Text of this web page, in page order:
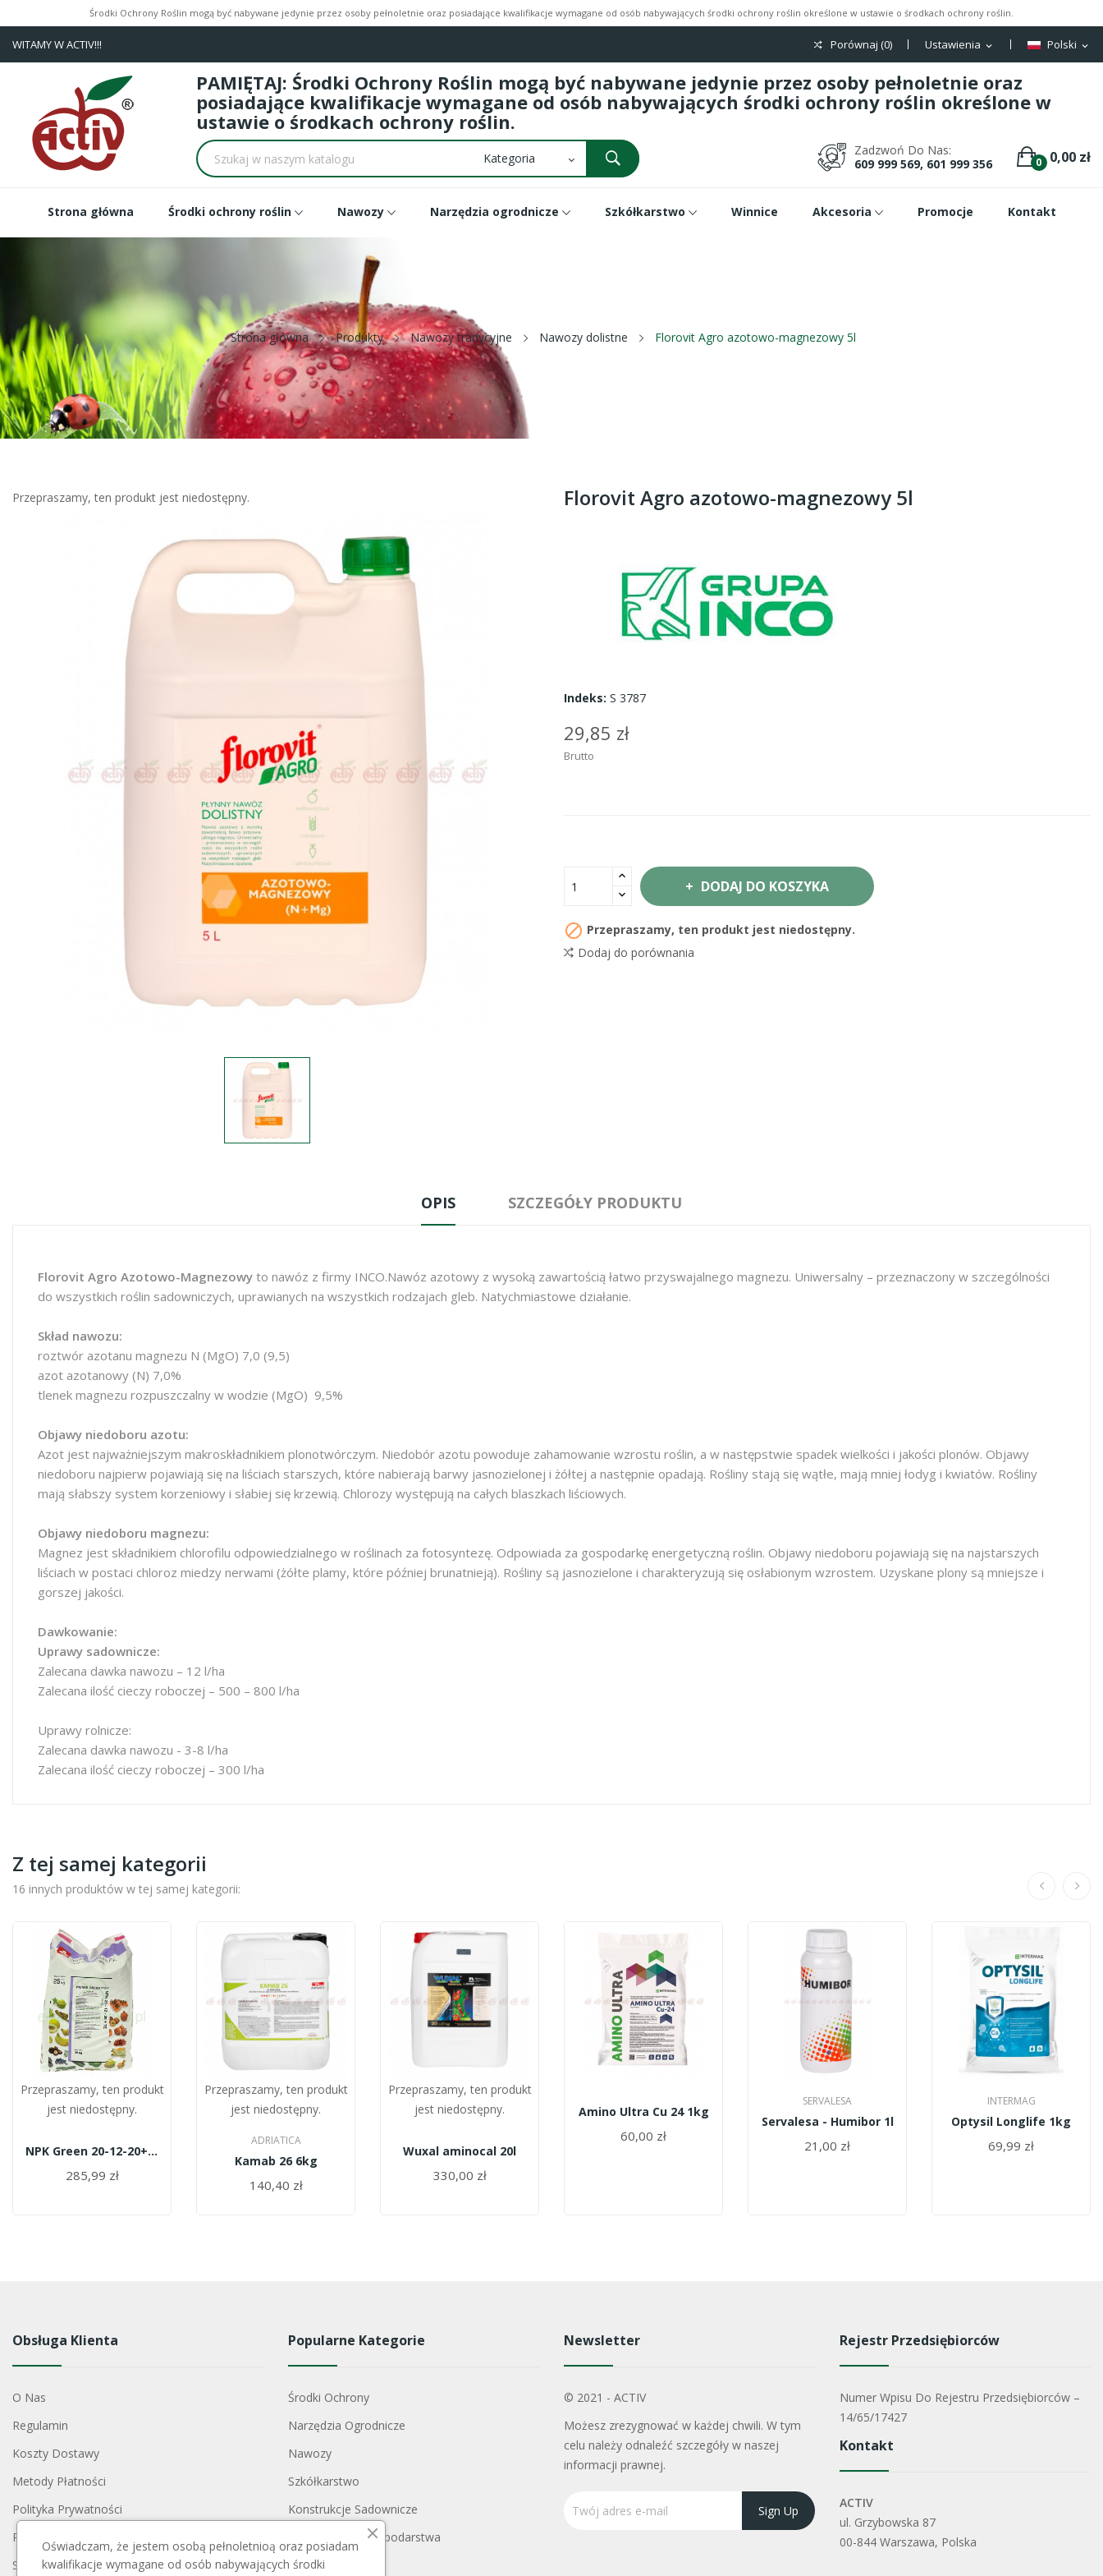
Środki Ochrony Roślin mogą być nabywane jedynie przez osoby pełnoletnie oraz posiadające kwalifikacje wymagane od osób nabywających środki ochrony roślin określone w ustawie o środkach ochrony roślin.
Polski expand_more
Ustawienia expand_more
Porównaj (0)
WITAMY W ACTIV!!!
PAMIĘTAJ: Środki Ochrony Roślin mogą być nabywane jedynie przez osoby pełnoletnie oraz
posiadające kwalifikacje wymagane od osób nabywających środki ochrony roślin określone w
ustawie o środkach ochrony roślin.
0 0,00 zł
Zadzwoń Do Nas:
609 999 569, 601 999 356
Strona główna Środki ochrony roślin Nawozy Narzędzia ogrodnicze Szkółkarstwo Winnice Akcesoria Promocje Kontakt
Strona główna Produkty Nawozy tradycyjne Nawozy dolistne Florovit Agro azotowo-magnezowy 5l
Przepraszamy, ten produkt jest niedostępny. Florovit Agro azotowo-magnezowy 5l
Indeks: S 3787
29,85 zł
Brutto
DODAJ DO KOSZYKA
 Przepraszamy, ten produkt jest niedostępny.
Dodaj do porównania
OPIS SZCZEGÓŁY PRODUKTU
Florovit Agro Azotowo-Magnezowy to nawóz z firmy INCO.Nawóz azotowy z wysoką zawartością łatwo przyswajalnego magnezu. Uniwersalny – przeznaczony w szczególności
do wszystkich roślin sadowniczych, uprawianych na wszystkich rodzajach gleb. Natychmiastowe działanie.
Skład nawozu:
roztwór azotanu magnezu N (MgO) 7,0 (9,5)
azot azotanowy (N) 7,0%
tlenek magnezu rozpuszczalny w wodzie (MgO) 9,5%
Objawy niedoboru azotu:
Azot jest najważniejszym makroskładnikiem plonotwórczym. Niedobór azotu powoduje zahamowanie wzrostu roślin, a w następstwie spadek wielkości i jakości plonów. Objawy
niedoboru najpierw pojawiają się na liściach starszych, które nabierają barwy jasnozielonej i żółtej a następnie opadają. Rośliny stają się wątłe, mają mniej łodyg i kwiatów. Rośliny
mają słabszy system korzeniowy i słabiej się krzewią. Chlorozy występują na całych blaszkach liściowych.
Objawy niedoboru magnezu:
Magnez jest składnikiem chlorofilu odpowiedzialnego w roślinach za fotosyntezę. Odpowiada za gospodarkę energetyczną roślin. Objawy niedoboru pojawiają się na najstarszych
liściach w postaci chloroz miedzy nerwami (żółte plamy, które później brunatnieją). Rośliny są jasnozielone i charakteryzują się osłabionym wzrostem. Uzyskane plony są mniejsze i
gorszej jakości.
Dawkowanie:
Uprawy sadownicze:
Zalecana dawka nawozu – 12 l/ha
Zalecana ilość cieczy roboczej – 500 – 800 l/ha
Uprawy rolnicze:
Zalecana dawka nawozu - 3-8 l/ha
Zalecana ilość cieczy roboczej – 300 l/ha
Z tej samej kategorii
16 innych produktów w tej samej kategorii:
Przepraszamy, ten produkt
jest niedostępny.
NPK Green 20-12-20+TE 25kg
285,99 zł
Przepraszamy, ten produkt
jest niedostępny.
ADRIATICA
Kamab 26 6kg
140,40 zł
Przepraszamy, ten produkt
jest niedostępny.
Wuxal aminocal 20l
330,00 zł
Amino Ultra Cu 24 1kg
60,00 zł
SERVALESA
Servalesa - Humibor 1l
21,00 zł
INTERMAG
Optysil Longlife 1kg
69,99 zł
Obsługa Klienta
O Nas
Regulamin
Koszty Dostawy
Metody Płatności
Polityka Prywatności
Reklamacje I Zwroty
Skontaktuj Się Z Nami
Popularne Kategorie
Środki Ochrony
Narzędzia Ogrodnicze
Nawozy
Szkółkarstwo
Konstrukcje Sadownicze
Akcesoria Do Gospodarstwa
Opryskiwacze
Newsletter
© 2021 - ACTIV
Możesz zrezygnować w każdej chwili. W tym
celu należy odnaleźć szczegóły w naszej
informacji prawnej.
Rejestr Przedsiębiorców
Numer Wpisu Do Rejestru Przedsiębiorców –
14/65/17427
Kontakt
ACTIV
ul. Grzybowska 87
00-844 Warszawa, Polska
Oświadczam, że jestem osobą pełnoletnioą oraz posiadam
kwalifikacje wymagane od osób nabywających środki